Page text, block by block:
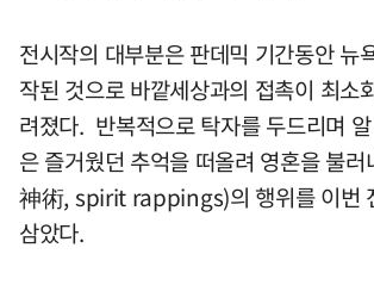
전시작의 대부분은 판데믹 기간동안 뉴
작된 것으로 바깥세상과의 접촉이 최소
려졌다. 반복적으로 탁자를 두드리며
은 즐거웠던 추억을 떠올려 영혼을 불
神術, spirit rappings)의 행위를 이번
삼았다.